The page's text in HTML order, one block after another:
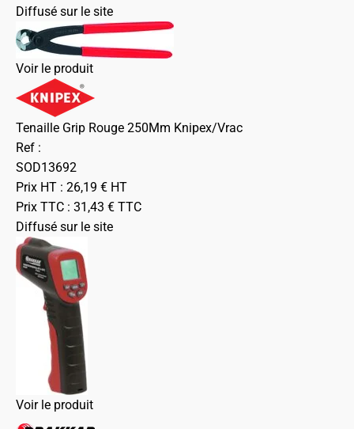
Diffusé sur le site
Voir le produit
Tenaille Grip Rouge 250Mm Knipex/Vrac
Ref :
SOD13692
Prix HT : 26,19 € HT
Prix TTC : 31,43 € TTC
Diffusé sur le site
Voir le produit